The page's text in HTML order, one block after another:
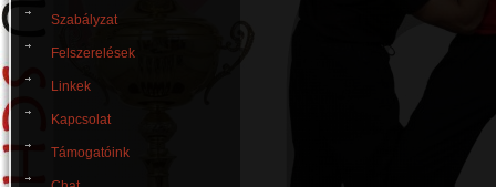
Szabályzat
Felszerelések
Linkek
Kapcsolat
Támogatóink